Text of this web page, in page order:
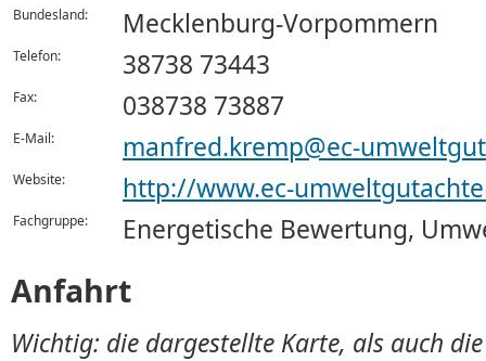
Bundesland: Mecklenburg-Vorpommern
Telefon: 38738 73443
Fax: 038738 73887
E-Mail: manfred.kremp@ec-
Website: http://www.ec-
Fachgruppe: Energetische Bewertung,
Anfahrt
Wichtig: die dargestellte Karte, als auch